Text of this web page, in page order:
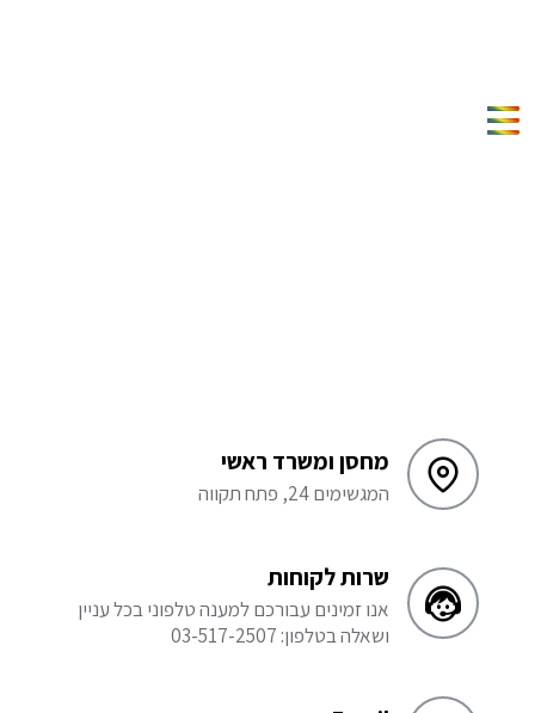
מחסן ומשרד ראשי
המגשימים 24, פתח תקווה
שרות לקוחות
אנו זמינים עבורכם למענה טלפוני בכל עניין
ושאלה בטלפון: 03-517-2507